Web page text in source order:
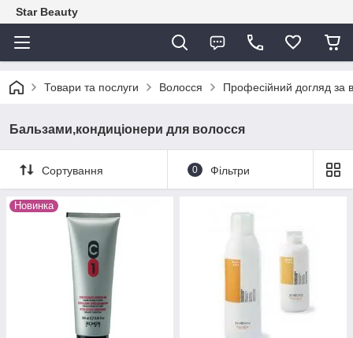
Star Beauty
Товари та послуги Волосся Професійний догляд за
Бальзами,кондиціонери для волосся
Сортування 0 Фільтри
Новинка